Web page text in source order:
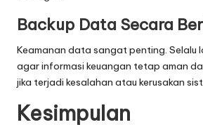
Backup Data Secara
Keamanan data sangat penting. Selalu
agar informasi keuangan tetap aman
jika terjadi kesalahan atau kerusakan
Kesimpulan